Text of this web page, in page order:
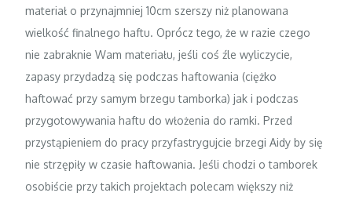
materiał o przynajmniej 10cm szerszy niż planowana
wielkość finalnego haftu. Oprócz tego, że w razie czego
nie zabraknie Wam materiału, jeśli coś źle wyliczycie,
zapasy przydadzą się podczas haftowania (ciężko
haftować przy samym brzegu tamborka) jak i podczas
przygotowywania haftu do włożenia do ramki. Przed
przystąpieniem do pracy przyfastrygujcie brzegi Aidy by się
nie strzępiły w czasie haftowania. Jeśli chodzi o tamborek
osobiście przy takich projektach polecam większy niż